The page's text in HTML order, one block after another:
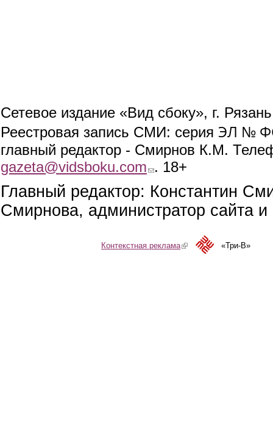
Сетевое издание «Вид сбоку», г.
Реестровая запись СМИ: серия ЭЛ №
главный редактор - Смирнов К.М.
gazeta@vidsboku.com (link sends e-mail)
. 18+
Главный редактор: Константин
Смирнова, администратор сайта
Контекстная реклама(link is external)«Три-В»